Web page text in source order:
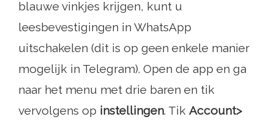
blauwe vinkjes krijgen, kunt u
leesbevestigingen in WhatsApp
uitschakelen (dit is op geen enkele manier
mogelijk in Telegram). Open de app en ga
naar het menu met drie baren en tik
vervolgens op instellingen. Tik Account>